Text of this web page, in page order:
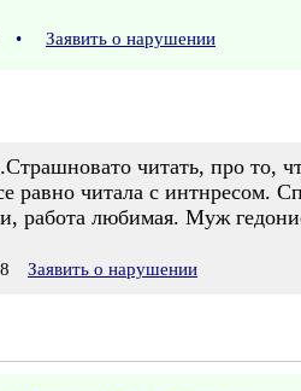
• Заявить о нарушении
читать, про то,
равно читала с интнресом.
работа любимая. Муж
Заявить о нарушении